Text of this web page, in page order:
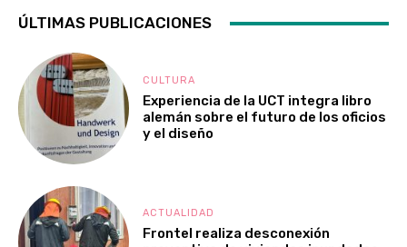
ÚLTIMAS PUBLICACIONES
CULTURA
Experiencia de la UCT integra libro
alemán sobre el futuro de los oficios
y el diseño
ACTUALIDAD
Frontel realiza desconexión